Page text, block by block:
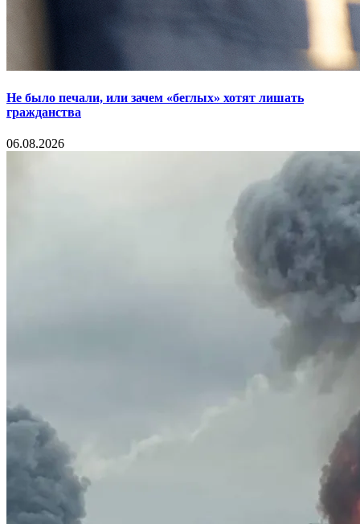
Не было печали, или зачем «беглых» хотят лишать
гражданства
06.08.2026